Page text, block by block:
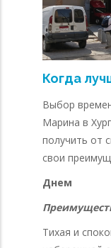
Когда
Выбор
Марина в
получить от
свои
Днем
Тихая и